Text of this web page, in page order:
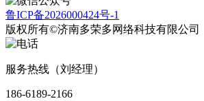
鲁ICP备2026000424号-1
版权所有©济南多荣多网络科技有限公司
服务热线（刘经理）
186-6189-2166